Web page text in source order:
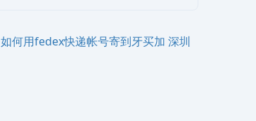
如何用fedex快递帐号寄到‌‌‌牙买加 深圳